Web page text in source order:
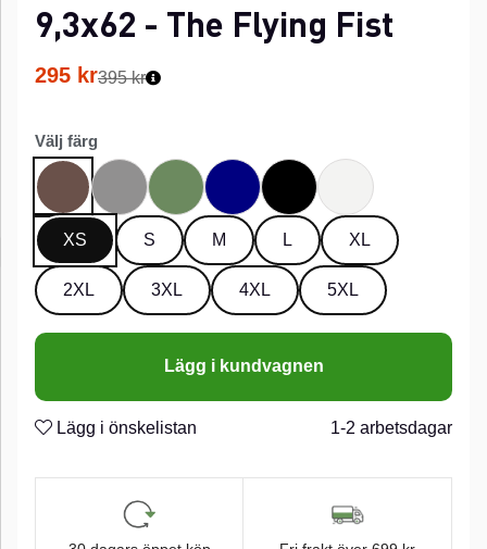
9,3x62 - The Flying Fist
295 kr395 kr
Välj färg
Brun
Grå Grön MarinblåSvart Vit
XS S M L XL
2XL 3XL 4XL 5XL
Lägg i kundvagnen
Lägg i önskelistan 1-2 arbetsdagar